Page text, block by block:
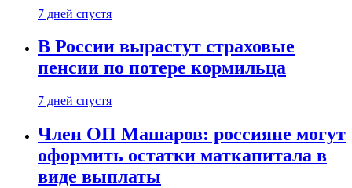
7 дней спустя
В России вырастут страховые
пенсии по потере кормильца
7 дней спустя
Член ОП Машаров: россияне могут
оформить остатки маткапитала в
виде выплаты